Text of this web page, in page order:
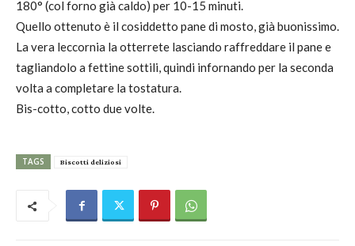
180° (col forno già caldo) per 10-15 minuti.
Quello ottenuto è il cosiddetto pane di mosto, già buonissimo.
La vera leccornia la otterrete lasciando raffreddare il pane e
tagliandolo a fettine sottili, quindi infornando per la seconda
volta a completare la tostatura.
Bis-cotto, cotto due volte.
TAGS Biscotti deliziosi